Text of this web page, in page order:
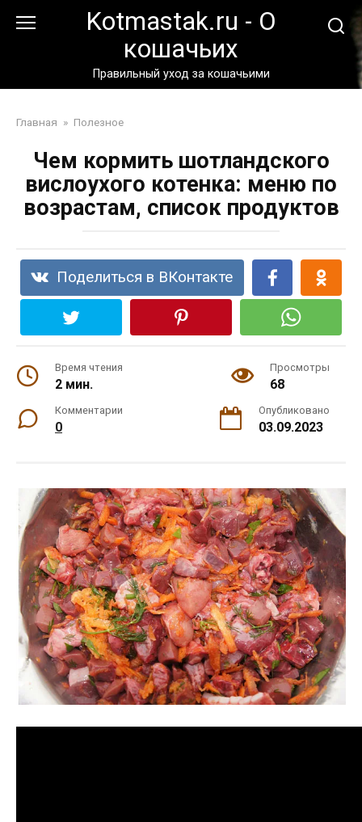
Kotmastak.ru - О
кошачьих
Правильный уход за кошачьими
Главная » Полезное
Чем кормить шотландского
вислоухого котенка: меню по
возрастам, список продуктов
Поделиться в ВКонтакте
Время чтения
2 мин.
Просмотры
68
Комментарии
0
Опубликовано
03.09.2023